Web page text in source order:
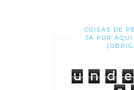
COISAS DE
JÁ POR AQUI
u n d e